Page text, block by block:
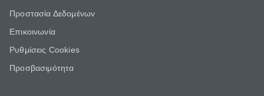
Προστασία Δεδομένων
Επικοινωνία
Ρυθμίσεις Cookies
Προσβασιμότητα